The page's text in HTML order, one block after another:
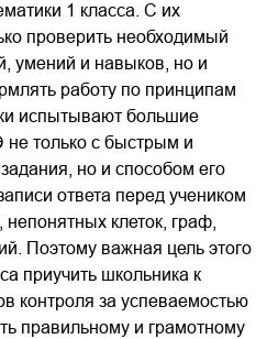
1 класса. С их
проверить необходимый
умений и навыков, но и
работу по принципам
испытывают большие
не только с быстрым и
но и способом его
ответа перед учеником
клеток, граф,
Поэтому важная цель этого
приучить школьника к
контроля за успеваемостью
правильному и грамотному